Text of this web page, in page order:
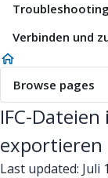
Troubleshooting
Verbinden und
Browse pages
IFC-
exportieren
Last updated: Juli